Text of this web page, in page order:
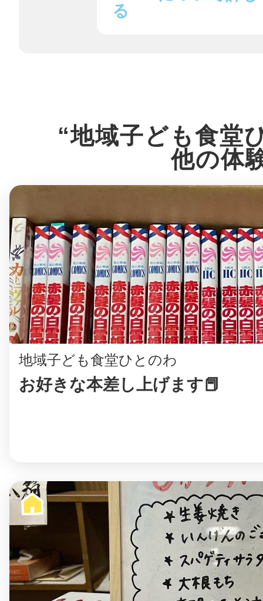
る
“地域子ども食堂
他の体
地域子ども食堂ひとのわ
お好きな本差し上げます📕
日立
滋賀県
まちのコイン
お問い合わせ
プライバシーポ